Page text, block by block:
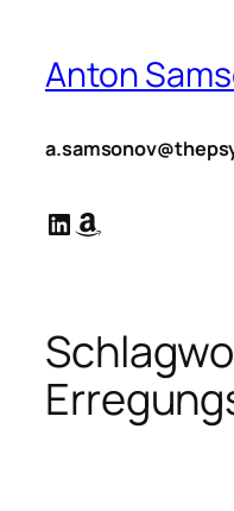
springen
Anton
LinkedIn
Amazon